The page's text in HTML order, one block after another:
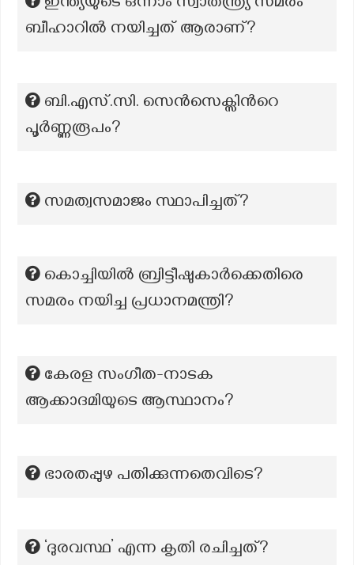
ബീഹാറില്‍ നയിച്ചത് ആരാണ്?
ബി.എസ്.സി. സെൻസെക്സിന്‍റെ
പൂർണ്ണരൂപം?
സമത്വസമാജം സ്ഥാപിച്ചത്?
കൊച്ചിയിൽ ബ്രിട്ടീഷുകാർക്കെതിരെ
സമരം നയിച്ച പ്രധാനമന്ത്രി?
കേരള സംഗീത-നാടക
ആക്കാദമിയുടെ ആസ്ഥാനം?
ഭാരതപ്പുഴ പതിക്കുന്നതെവിടെ?
‘ദുരവസ്ഥ’ എന്ന കൃതി രചിച്ചത്?